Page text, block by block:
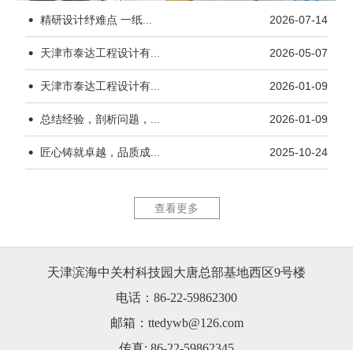
杨柳青水厂170kW... 天津市茂
天津市茂联科技有限公...
· 精研设计纾难点 一纸... 2026-07-14
· 天津市泰达工程设计有... 2026-05-07
· 天津市泰达工程设计有... 2026-01-09
· 总结经验，剖析问题，... 2026-01-09
· 匠心铸就卓越，品质成... 2025-10-24
查看更多
天津滨海中关村科技园大唐总部基地西区9号楼
电话：86-22-59862300
邮箱：ttedywb@126.com